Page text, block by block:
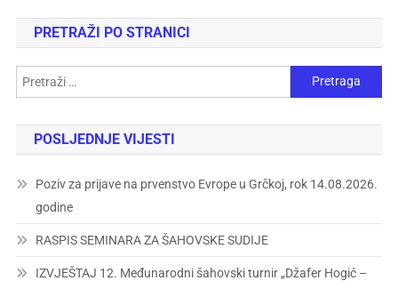
PRETRAŽI PO STRANICI
POSLJEDNJE VIJESTI
Poziv za prijave na prvenstvo Evrope u Grčkoj, rok 14.08.2026.
godine
RASPIS SEMINARA ZA ŠAHOVSKE SUDIJE
IZVJEŠTAJ 12. Međunarodni šahovski turnir „Džafer Hogić –